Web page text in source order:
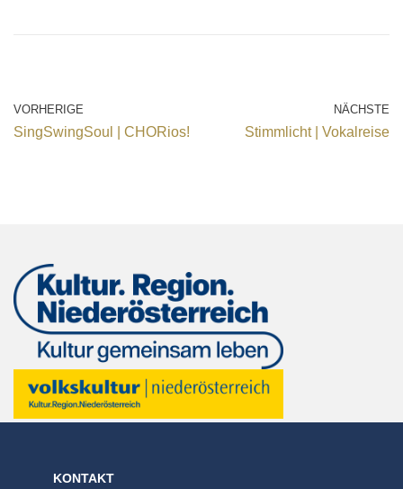
VORHERIGE
SingSwingSoul | CHORios!
NÄCHSTE
Stimmlicht | Vokalreise
KONTAKT